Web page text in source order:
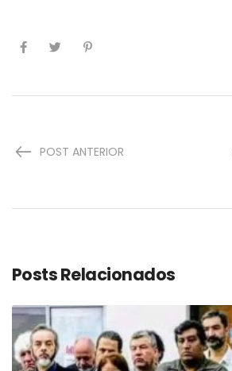
POST ANTERIOR
Posts Relacionados